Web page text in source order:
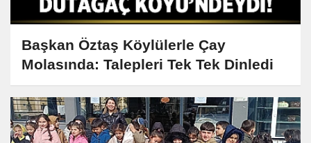
Başkan Öztaş Köylülerle Çay
Molasında: Talepleri Tek Tek Dinledi